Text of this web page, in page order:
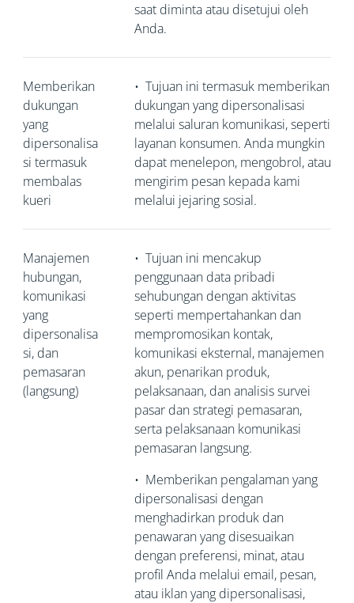
saat diminta atau disetujui oleh
Anda.
Memberikan
dukungan
yang
dipersonalisa
si termasuk
membalas
kueri
• Tujuan ini termasuk memberikan
dukungan yang dipersonalisasi
melalui saluran komunikasi, seperti
layanan konsumen. Anda mungkin
dapat menelepon, mengobrol, atau
mengirim pesan kepada kami
melalui jejaring sosial.
Manajemen
hubungan,
komunikasi
yang
dipersonalisa
si, dan
pemasaran
(langsung)
• Tujuan ini mencakup
penggunaan data pribadi
sehubungan dengan aktivitas
seperti mempertahankan dan
mempromosikan kontak,
komunikasi eksternal, manajemen
akun, penarikan produk,
pelaksanaan, dan analisis survei
pasar dan strategi pemasaran,
serta pelaksanaan komunikasi
pemasaran langsung.
• Memberikan pengalaman yang
dipersonalisasi dengan
menghadirkan produk dan
penawaran yang disesuaikan
dengan preferensi, minat, atau
profil Anda melalui email, pesan,
atau iklan yang dipersonalisasi,